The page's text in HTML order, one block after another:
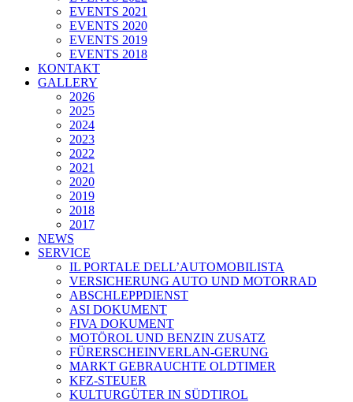
EVENTS 2021
EVENTS 2020
EVENTS 2019
EVENTS 2018
KONTAKT
GALLERY
2026
2025
2024
2023
2022
2021
2020
2019
2018
2017
NEWS
SERVICE
IL PORTALE DELL’AUTOMOBILISTA
VERSICHERUNG AUTO UND MOTORRAD
ABSCHLEPPDIENST
ASI DOKUMENT
FIVA DOKUMENT
MOTÖROL UND BENZIN ZUSATZ
FÜRERSCHEINVERLAN-GERUNG
MARKT GEBRAUCHTE OLDTIMER
KFZ-STEUER
KULTURGÜTER IN SÜDTIROL